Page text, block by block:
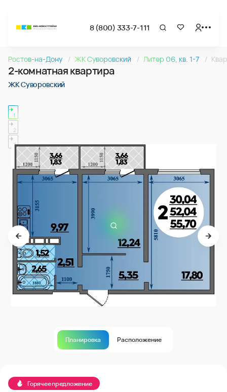
8 (800) 333-7-111
Квартира № 073 в ЖК Суворовский : подъезд 1, этаж 11,
2-комнатная квартира 55.70м2 в ЖК Суворовский,
2-комнатная квартира 55.70м2 в ЖК Суворовский,
Ростов-на-Дону ЖК Суворовский Литер 06, кв. 1-7
2-комнатная квартира
ЖК Суворовский
Планировка Расположение
Горячее предложение